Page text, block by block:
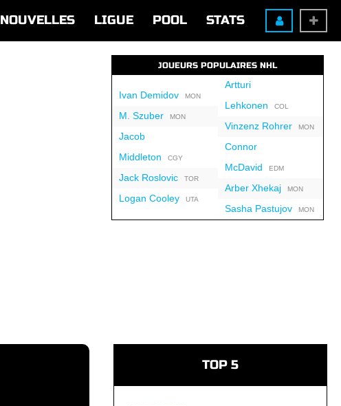
NOUVELLES LIGUE POOL STATS
JOUEURS POPULAIRES NHL
Ivan DemidovMON
M. SzuberMON
Jacob
Middleton CGY
Jack RoslovicTOR
Logan CooleyUTA
Artturi
Lehkonen COL
Vinzenz RohrerMON
Connor
McDavid EDM
Arber XhekajMON
Sasha PastujovMON
TOP 5